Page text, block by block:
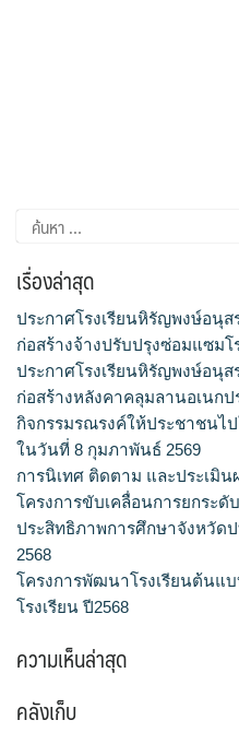
ค้นหา
สำหรับ:
เรื่องล่าสุด
ประกาศโรงเรียนหิรัญพงษ์อนุส
ก่อสร้างจ้างปรับปรุงซ่อมแซมโ
ประกาศโรงเรียนหิรัญพงษ์อนุส
ก่อสร้างหลังคาคลุมลานอเนกป
กิจกรรมรณรงค์ให้ประชาชนไ
ในวันที่ 8 กุมภาพันธ์ 2569
การนิเทศ ติดตาม และประเมิ
โครงการขับเคลื่อนการยกระ
ประสิทธิภาพการศึกษาจังหวัด
2568
โครงการพัฒนาโรงเรียนต้นแ
โรงเรียน ปี2568
ความเห็นล่าสุด
คลังเก็บ